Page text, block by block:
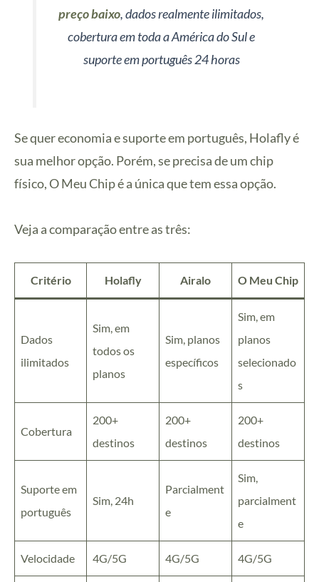
preço baixo, dados realmente ilimitados,
cobertura em toda a América do Sul e
suporte em português 24 horas
Se quer economia e suporte em português, Holafly é
sua melhor opção. Porém, se precisa de um chip
físico, O Meu Chip é a única que tem essa opção.
Veja a comparação entre as três:
Critério Holafly Airalo O Meu Chip
Dados
ilimitados
Sim, em
todos os
planos
Sim, planos
específicos
Sim, em
planos
selecionado
s
Cobertura
200+
destinos
200+
destinos
200+
destinos
Suporte em
português
Sim, 24h
Parcialment
e
Sim,
parcialment
e
Velocidade 4G/5G 4G/5G 4G/5G